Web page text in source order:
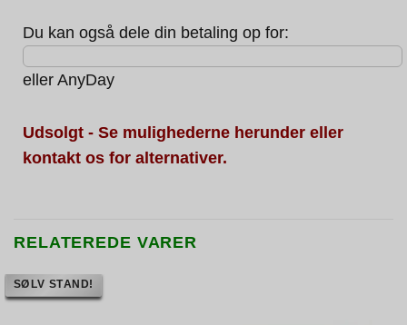
Du kan også dele din betaling op for:
eller AnyDay
Udsolgt - Se mulighederne herunder eller
kontakt os for alternativer.
RELATEREDE VARER
SØLV STAND!